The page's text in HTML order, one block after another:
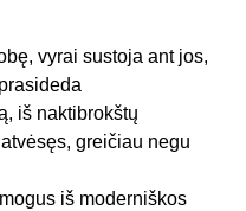
vyrai sustoja ant jos,
iš naktibrokštų
greičiau negu
iš moderniškos